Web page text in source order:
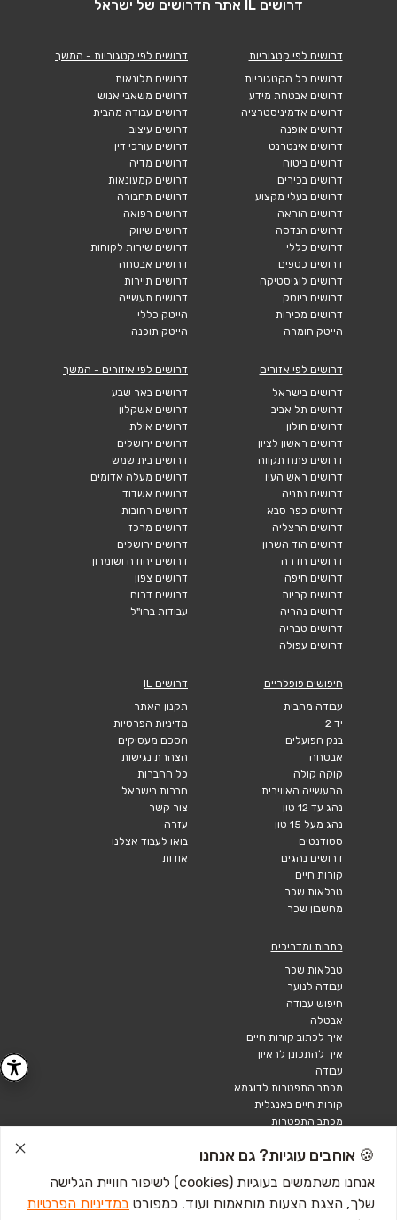
דרושים IL אתר הדרושים של ישראל
דרושים לפי קטגוריות
דרושים כל הקטגוריות
דרושים אבטחת מידע
דרושים אדמיניסטרציה
דרושים אופנה
דרושים אינטרנט
דרושים ביטוח
דרושים בכירים
דרושים בעלי מקצוע
דרושים הוראה
דרושים הנדסה
דרושים כללי
דרושים כספים
דרושים לוגיסטיקה
דרושים ביוטק
דרושים מכירות
הייטק חומרה
דרושים לפי קטגוריות - המשך
דרושים מלונאות
דרושים משאבי אנוש
דרושים עבודה מהבית
דרושים עיצוב
דרושים עורכי דין
דרושים מדיה
דרושים קמעונאות
דרושים תחבורה
דרושים רפואה
דרושים שיווק
דרושים שירות לקוחות
דרושים אבטחה
דרושים תיירות
דרושים תעשייה
הייטק כללי
הייטק תוכנה
דרושים לפי אזורים
דרושים בישראל
דרושים תל אביב
דרושים חולון
דרושים ראשון לציון
דרושים פתח תקווה
דרושים ראש העין
דרושים נתניה
דרושים כפר סבא
דרושים הרצליה
דרושים הוד השרון
דרושים חדרה
דרושים חיפה
דרושים קריות
דרושים נהריה
דרושים טבריה
דרושים עפולה
דרושים לפי איזורים - המשך
דרושים באר שבע
דרושים אשקלון
דרושים אילת
דרושים ירושלים
דרושים בית שמש
דרושים מעלה אדומים
דרושים אשדוד
דרושים רחובות
דרושים מרכז
דרושים ירושלים
דרושים יהודה ושומרון
דרושים צפון
דרושים דרום
עבודות בחו"ל
חיפושים פופלריים
עבודה מהבית
יד 2
בנק הפועלים
אבטחה
קוקה קולה
התעשייה האווירית
נהג עד 12 טון
נהג מעל 15 טון
סטודנטים
דרושים נהגים
קורות חיים
טבלאות שכר
מחשבון שכר
דרושים IL
תקנון האתר
מדיניות הפרטיות
הסכם מעסיקים
הצהרת נגישות
כל החברות
חברות בישראל
צור קשר
עזרה
בואו לעבוד אצלנו
אודות
כתבות ומדריכים
טבלאות שכר
עבודה לנוער
חיפוש עבודה
אבטלה
איך לכתוב קורות חיים
איך להתכונן לראיון
עבודה
מכתב התפטרות לדוגמא
קורות חיים באנגלית
מכתב התפטרות
🍪 אוהבים עוגיות? גם אנחנו
אנחנו משתמשים בעוגיות (cookies) לשיפור חוויית הגלישה
שלך, הצגת הצעות מותאמות ועוד. כמפורט במדיניות הפרטיות